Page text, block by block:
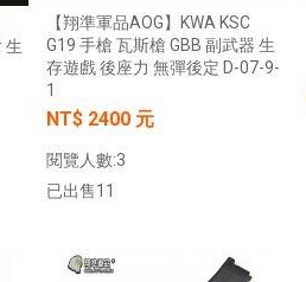
托傘兵輕量化機槍尼龍
生
【翔準軍品AOG】KWA KSC
G19 手槍 瓦斯槍 GBB 副武器 生
存遊戲 後座力 無彈後定 D-07-9-
1
NT$ 2400 元
閱覽人數:3
已出售11